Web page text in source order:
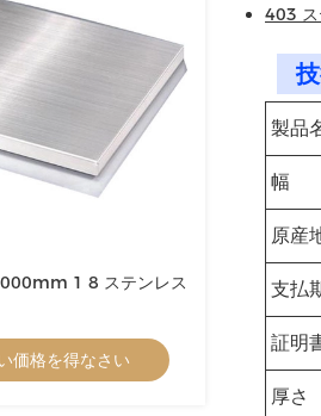
1 8 ステンレス
価格を得なさい
403 ス
製品
幅
原産
支払
証明
厚さ